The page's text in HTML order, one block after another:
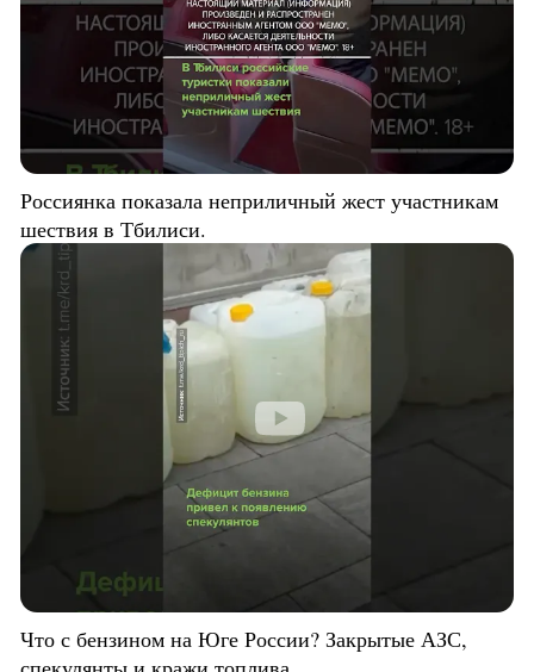
Россиянка показала неприличный жест участникам
шествия в Тбилиси.
Что с бензином на Юге России? Закрытые АЗС,